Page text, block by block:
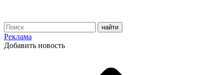
Реклама
Добавить новость